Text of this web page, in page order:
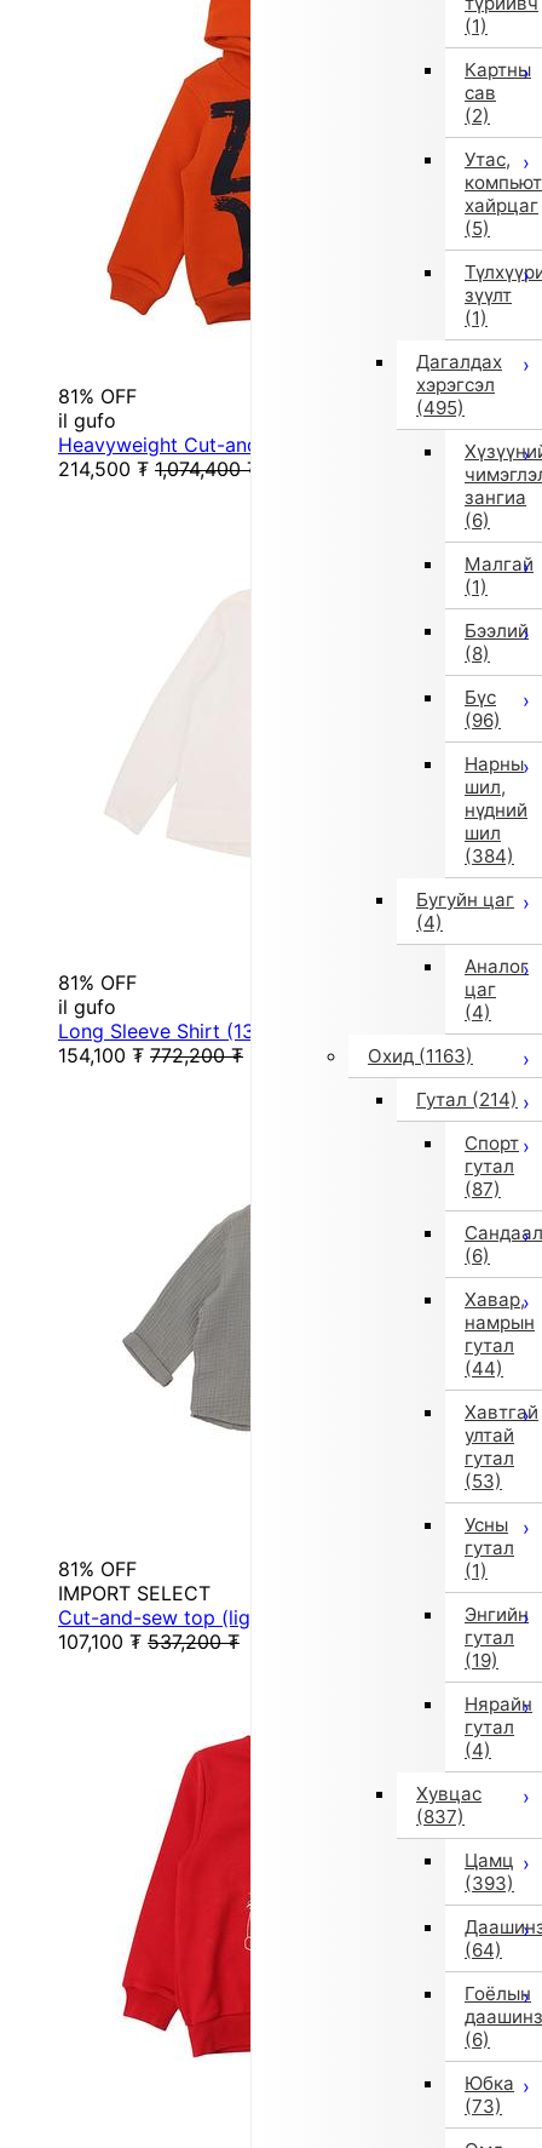
(1)
Картны
сав
(2)
Утас,
хайрцаг
(5)
зүүлт
(1)
Дагалдах
хэрэгсэл
(495)
зангиа
(6)
Малгай
(1)
Бээлий
(8)
Бүс
(96)
Нарны
шил,
нүдний
шил
(384)
Бугуйн цаг
(4)
Аналог
цаг
(4)
Охид (1163)
Гутал (214)
Спорт
гутал
(87)
Сандаал
(6)
Хавар,
намрын
гутал
(44)
Хавтгай
ултай
гутал
(53)
Усны
гутал
(1)
Энгийн
гутал
(19)
Нярайн
гутал
(4)
Хувцас
(837)
Цамц
(393)
(64)
Гоёлын
даашинз
(6)
Юбка
(73)
81% OFF
il gufo
Heavyweight Cut-and-Sew Top, Other (Red)
214,500 ₮ 1,074,400 ₮
81% OFF
il gufo
Long Sleeve Shirt (130cm/White)
154,100 ₮ 772,200 ₮
81% OFF
IMPORT SELECT
Cut-and-sew top (lightweight, gray)
107,100 ₮ 537,200 ₮